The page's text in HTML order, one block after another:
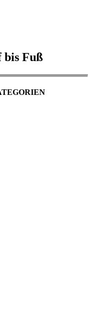
bis Fuß